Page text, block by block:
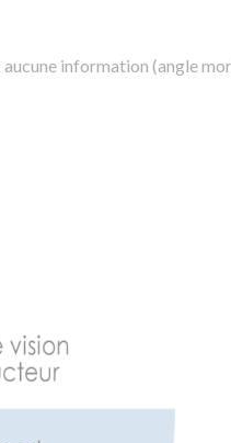
aucune information (angle